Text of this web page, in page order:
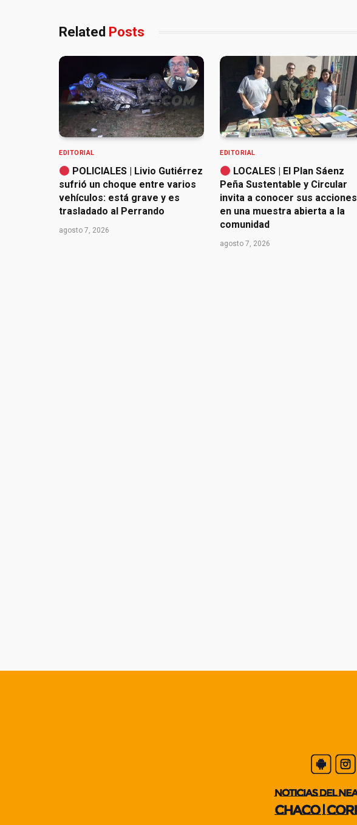
Related Posts
EDITORIAL
POLICIALES | Livio Gutiérrez
sufrió un choque entre varios
vehículos: está grave y es
trasladado al Perrando
agosto 7, 2026
EDITORIAL
LOCALES | El Plan Sáenz
Peña Sustentable y Circular
invita a conocer sus acciones
en una muestra abierta a la
comunidad
agosto 7, 2026